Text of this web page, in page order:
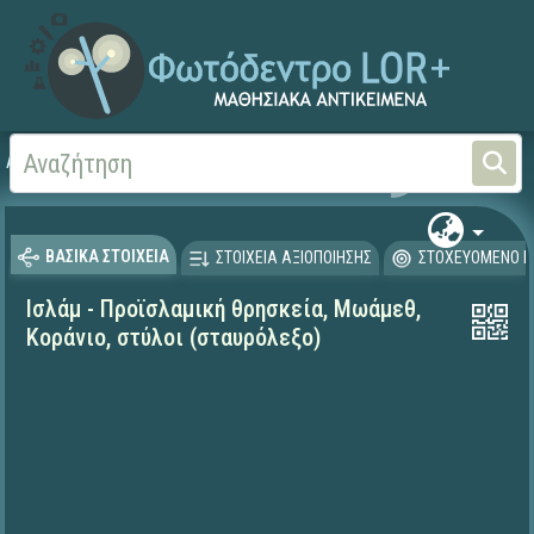
Αρχική Άλλες
ΒΑΣΙΚΑ ΣΤΟΙΧΕΙΑ ΣΤΟΙΧΕΙΑ ΑΞΙΟΠΟΙΗΣΗΣ ΣΤΟΧΕΥΟΜΕΝΟ
Ισλάμ - Προϊσλαμική θρησκεία, Μωάμεθ,
Κοράνιο, στύλοι (σταυρόλεξο)